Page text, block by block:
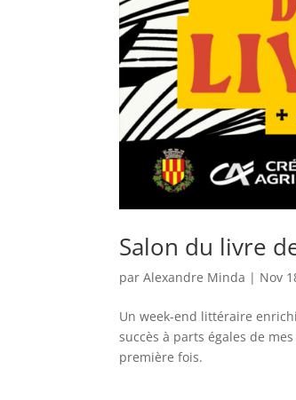
Salon du livre
parAlexandre Minda | Nov
Un week-end littéraire
succès à parts égales de
première fois.